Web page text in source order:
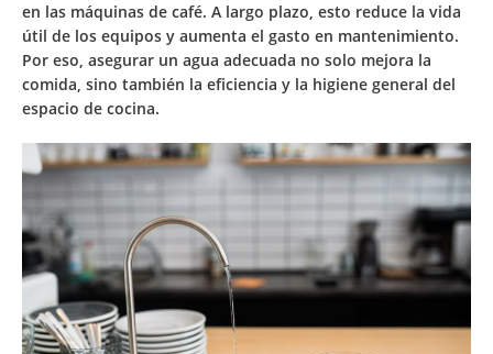
en las máquinas de café. A largo plazo, esto reduce la vida
útil de los equipos y aumenta el gasto en mantenimiento.
Por eso, asegurar un agua adecuada no solo mejora la
comida, sino también la eficiencia y la higiene general del
espacio de cocina.